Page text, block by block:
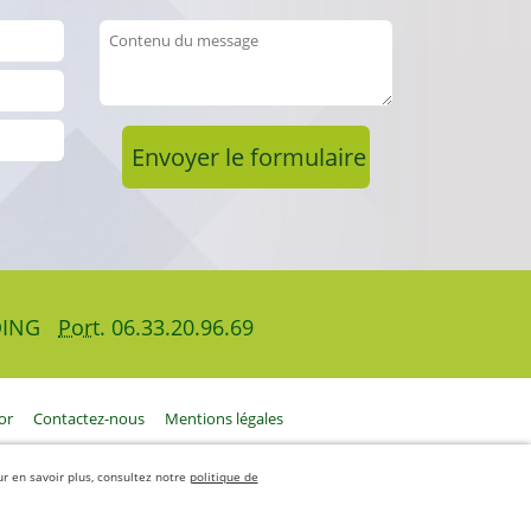
Port. 06.33.20.96.69
Contactez-nous Mentions légales
en savoir plus, consultez notre politique de